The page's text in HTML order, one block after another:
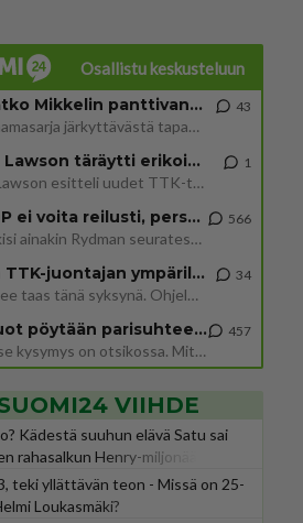
Osallistu keskusteluun
Muistatko Mikkelin panttivankidraaman?
Uusi draamasarja järkyttävästä tapauksesta on tulossa. Tositapahtumiin perustuva sarja ammentaa vuoden 1986 Mikkelin pan
43
Ernest Lawson täräytti erikoisen heiton TTK-lehdistötilaisuudessa: " Onko tässä tarkoituksena...?"
Ernest Lawson esitteli uudet TTK-tähtioppilaat ja opettajat torstaina 6.8. lehdistölle. Tulevalla kaudella on yksi hausk
1
Jos SDP ei voita reilusti, persut kumoavat demokratian Suomesta
Näin tekisi ainakin Rydman seuratessaan idolinsa Trumpin mallia https://www.is.fi/politiikka/art-2000012187244.html
566
Uuden TTK-juontajan ympärillä epätietoisuus sakenee - Nyt MTV hämmentää soppaa
TTK tulee taas tänä syksynä. Ohjelman uudet tähtioppilaat julkistetaan torstaina 6. elokuuta klo 14 alkavassa lehdistö
34
Mitä tuot pöytään parisuhteessa?
Siinäpä se kysymys on otsikossa. Mitäpä siis tuot/toisit pöytään parisuhteessa? Oletko mies vai nainen? Koetko sen mitä
457
VIIHDE
Kädestä suuhun elävä Satu sai
rahasalkun Henry-miljonääriltä
teki yllättävän teon - Missä on 25-
Loukasmäki?